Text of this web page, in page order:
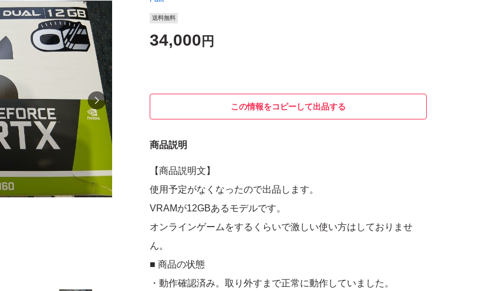
送料無料
34,000 円
この情報をコピーして出品する
商品説明
【商品説明文】
使用予定がなくなったので出品します。
VRAMが12GBあるモデルです。
オンラインゲームをするくらいで激しい使い方はしておりませ
ん。
■ 商品の状態
・動作確認済み。取り外すまで正常に動作していました。